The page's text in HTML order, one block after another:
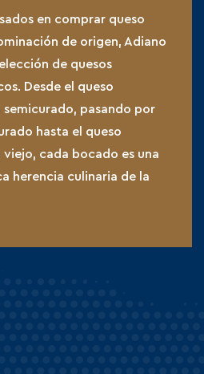
en comprar queso
de origen, Adiano
de quesos
Desde el queso
pasando por
hasta el queso
cada bocado es una
herencia culinaria de la